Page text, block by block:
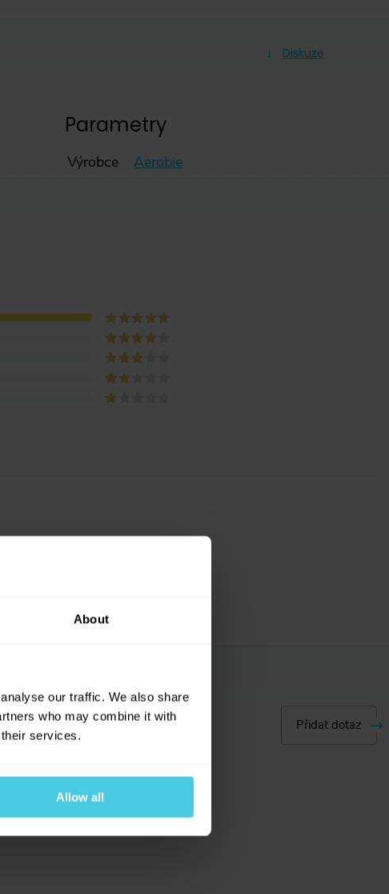
About
our traffic. We also share
who may combine it with
services.
Allow all
Diskuze
Parametry
Výrobce Aerobie
Přidat dotaz